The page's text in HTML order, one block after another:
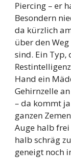
Piercing – er
Besondern
da kürzlich
über den
sind. Ein Typ,
Hand ein
Gehirnzelle
– da kommt
ganzen
Auge halb
halb schräg
geneigt noch